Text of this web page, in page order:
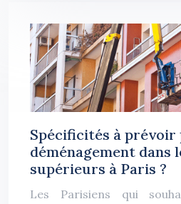
Spécificités à prévoir
déménagement dans
supérieurs à Paris ?
Les Parisiens qui